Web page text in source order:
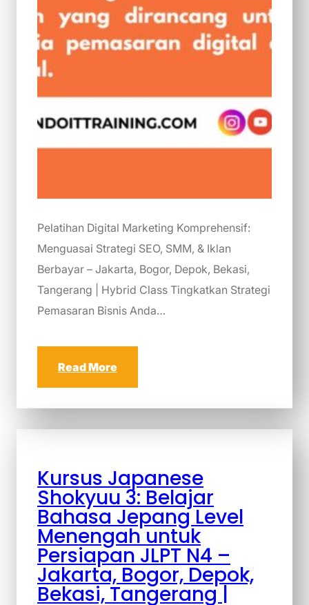
Pelatihan Digital Marketing Komprehensif:
Menguasai Strategi SEO, SMM, & Iklan
Berbayar – Jakarta, Bogor, Depok, Bekasi,
Tangerang | Hybrid Class Tingkatkan Strategi
Pemasaran Bisnis Anda…
Read More
Kursus Japanese
Shokyuu 3: Belajar
Bahasa Jepang Level
Menengah untuk
Persiapan JLPT N4 –
Jakarta, Bogor, Depok,
Bekasi, Tangerang |